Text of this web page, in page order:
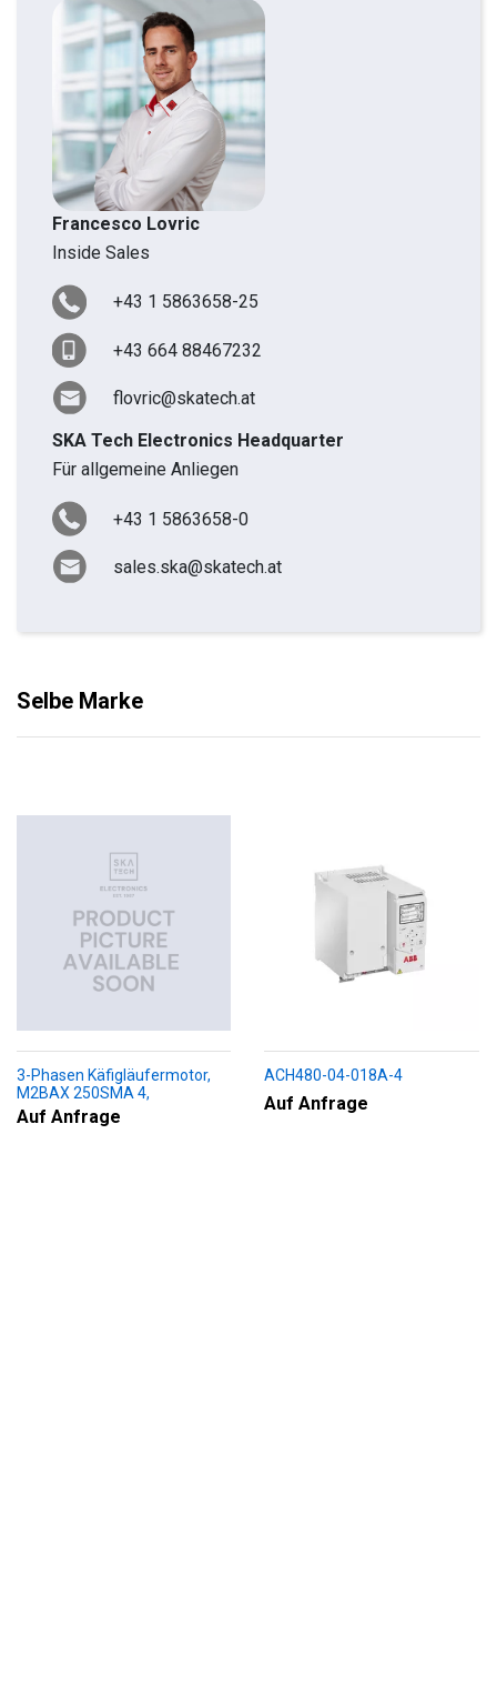
Francesco Lovric
Inside Sales
+43 1 5863658-25
+43 664 88467232
flovric@skatech.at
SKA Tech Electronics Headquarter
Für allgemeine Anliegen
+43 1 5863658-0
sales.ska@skatech.at
Selbe Marke
3-Phasen Käfigläufermotor,
M2BAX 250SMA 4,
+188+230+451+009
Auf Anfrage
ACH480-04-018A-4
Auf Anfrage